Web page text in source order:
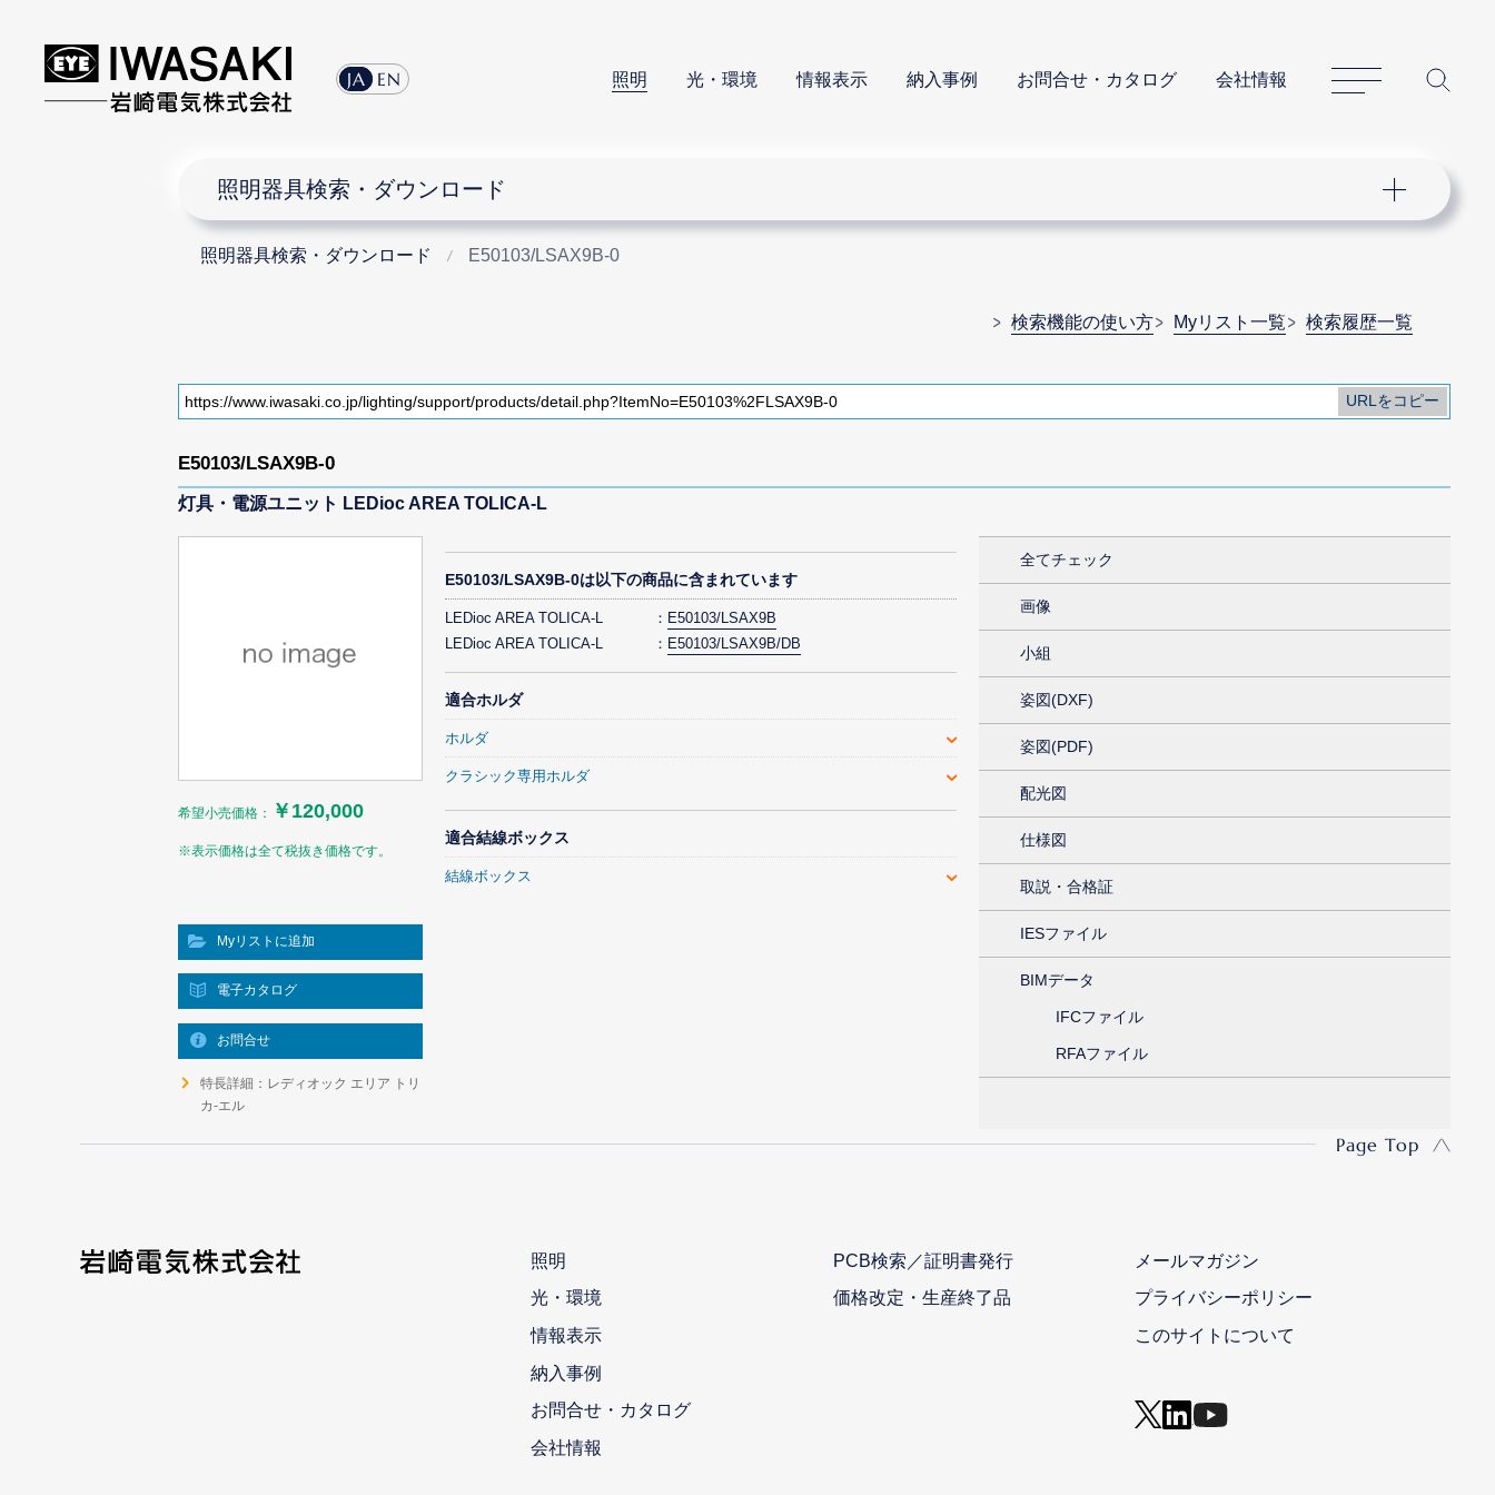
JA EN 照明 光・環境 情報表示 納入事例 お問合せ・カタログ 会社情報
サイトマップ
照明器具検索・ダウンロード
照明器具検索・ダウンロード E50103/LSAX9B-0
検索機能の使い方 Myリスト一覧 検索履歴一覧
E50103/LSAX9B-0
灯具・電源ユニット LEDioc AREA TOLICA-L
希望小売価格： ￥120,000
※表示価格は全て税抜き価格です。
Myリストに追加
電子カタログ
お問合せ
特長詳細：レディオック エリア トリ
カ-エル
全てチェック
画像
小組
姿図(DXF)
姿図(PDF)
配光図
仕様図
取説・合格証
IESファイル
BIMデータ
IFCファイル
RFAファイル
E50103/LSAX9B-0は以下の商品に含まれています
LEDioc AREA TOLICA-L
E50103/LSAX9B
LEDioc AREA TOLICA-L
E50103/LSAX9B/DB
適合ホルダ
ホルダ
クラシック専用ホルダ
適合結線ボックス
結線ボックス
Page Top
照明
光・環境
情報表示
納入事例
お問合せ・カタログ
会社情報
PCB検索／証明書発行
価格改定・生産終了品
メールマガジン
プライバシーポリシー
このサイトについて